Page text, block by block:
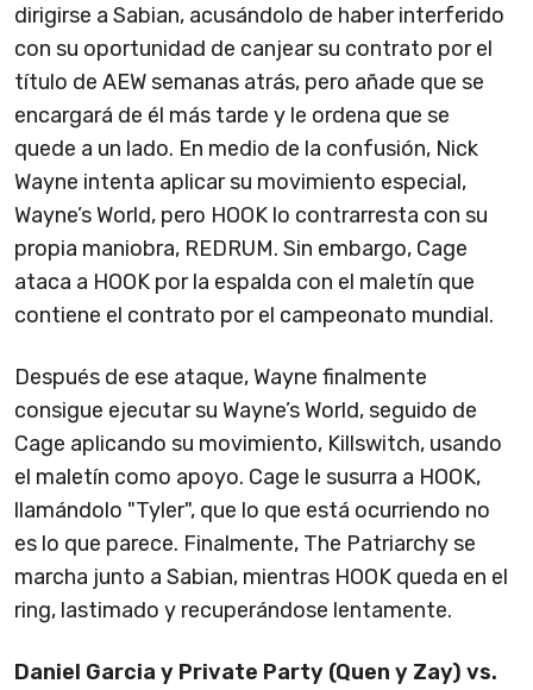
dirigirse a Sabian, acusándolo de haber interferido
con su oportunidad de canjear su contrato por el
título de AEW semanas atrás, pero añade que se
encargará de él más tarde y le ordena que se
quede a un lado. En medio de la confusión, Nick
Wayne intenta aplicar su movimiento especial,
Wayne’s World, pero HOOK lo contrarresta con su
propia maniobra, REDRUM. Sin embargo, Cage
ataca a HOOK por la espalda con el maletín que
contiene el contrato por el campeonato mundial.
Después de ese ataque, Wayne finalmente
consigue ejecutar su Wayne’s World, seguido de
Cage aplicando su movimiento, Killswitch, usando
el maletín como apoyo. Cage le susurra a HOOK,
llamándolo "Tyler", que lo que está ocurriendo no
es lo que parece. Finalmente, The Patriarchy se
marcha junto a Sabian, mientras HOOK queda en el
ring, lastimado y recuperándose lentamente.
Daniel Garcia y Private Party (Quen y Zay) vs.